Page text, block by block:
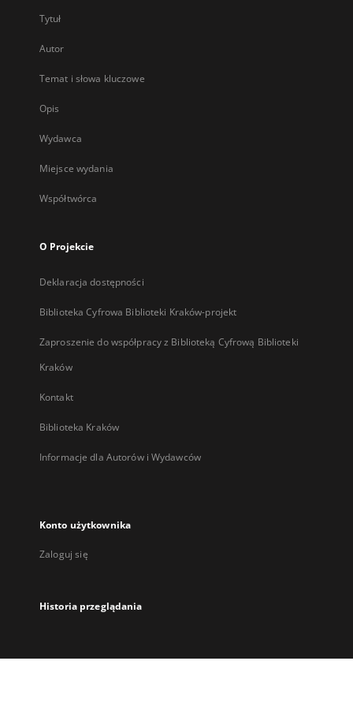
Tytuł
Autor
Temat i słowa kluczowe
Opis
Wydawca
Miejsce wydania
Współtwórca
O Projekcie
Deklaracja dostępności
Biblioteka Cyfrowa Biblioteki Kraków-projekt
Zaproszenie do współpracy z Biblioteką Cyfrową Biblioteki
Kraków
Kontakt
Biblioteka Kraków
Informacje dla Autorów i Wydawców
Konto użytkownika
Zaloguj się
Historia przeglądania